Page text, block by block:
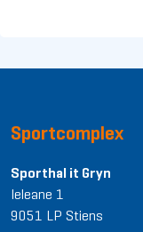
Sportcomplex
Sporthal it Gryn
Ieleane 1
9051 LP Stiens